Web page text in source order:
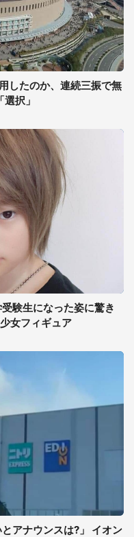
したのか、連続三振で無
択」
験生になった姿に驚き
女フィギュア
アナウンスは?」 イオン